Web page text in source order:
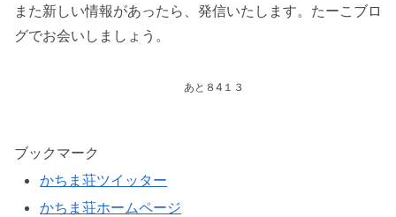
また新しい情報があったら、発信いたします。たーこブロ
グでお会いしましょう。
あと８4１３
ブックマーク
かちま荘ツイッター
かちま荘ホームページ